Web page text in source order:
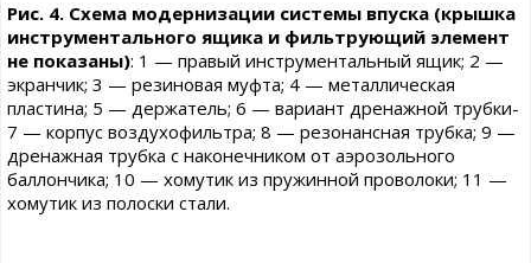
Рис. 4. Схема модернизации системы впуска (крышка
инструментального ящика и фильтрующий элемент
не показаны): 1 — правый инструментальный ящик; 2 —
экранчик; 3 — резиновая муфта; 4 — металлическая
пластина; 5 — держатель; 6 — вариант дренажной трубки-
7 — корпус воздухофильтра; 8 — резонансная трубка; 9 —
дренажная трубка с наконечником от аэрозольного
баллончика; 10 — хомутик из пружинной проволоки; 11 —
хомутик из полоски стали.